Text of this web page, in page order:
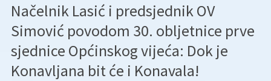
Načelnik Lasić i predsjednik OV
Simović povodom 30. obljetnice prve
sjednice Općinskog vijeća: Dok je
Konavljana bit će i Konavala!